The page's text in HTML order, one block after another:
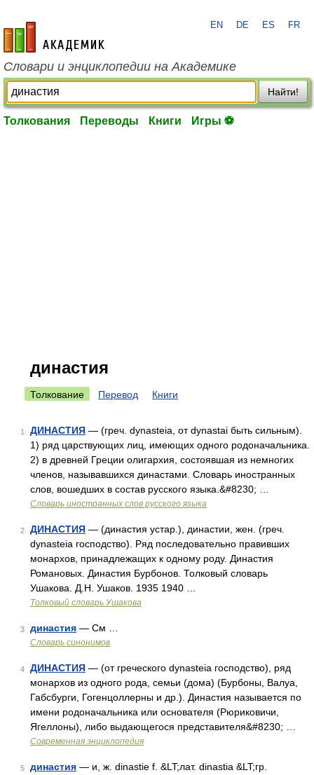
academic.ru
EN DE ES FR
Словари и энциклопедии на Академике
Найти!
Толкования Переводы Книги Игры ⚽
династия
Толкование Перевод Книги
1 ДИНАСТИЯ — (греч. dynasteia, от dynastai быть сильным).
1) ряд царствующих лиц, имеющих одного родоначальника.
2) в древней Греции олигархия, состоявшая из немногих
членов, называвшихся династами. Словарь иностранных
слов, вошедших в состав русского языка.&#8230; …
Словарь иностранных слов русского языка
2 ДИНАСТИЯ — (династия устар.), династии, жен. (греч.
dynasteia господство). Ряд последовательно правивших
монархов, принадлежащих к одному роду. Династия
Романовых. Династия Бурбонов. Толковый словарь
Ушакова. Д.Н. Ушаков. 1935 1940 …
Толковый словарь Ушакова
3 династия — См …
Словарь синонимов
4 ДИНАСТИЯ — (от греческого dynasteia господство), ряд
монархов из одного рода, семьи (дома) (Бурбоны, Валуа,
Габсбурги, Гогенцоллерны и др.). Династия называется по
имени родоначальника или основателя (Рюриковичи,
Ягеллоны), либо выдающегося представителя&#8230; …
Современная энциклопедия
5 династия — и, ж. dinastie f. &LT;лат. dinastia &LT;гр.